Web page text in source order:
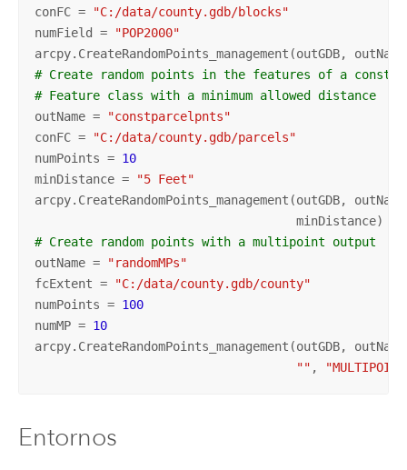
conFC =
"C:/data/county.gdb/blocks"
numField =
"POP2000"
arcpy.CreateRandomPoints_management(outGDB,
# Create random points in the features of a
# Feature class with a minimum allowed distance
outName =
"constparcelpnts"
conFC =
"C:/data/county.gdb/parcels"
numPoints = 10
minDistance =
"5 Feet"
arcpy.CreateRandomPoints_management(outGDB,
# Create random points with a multipoint output
outName =
"randomMPs"
fcExtent =
"C:/data/county.gdb/county"
numPoints = 100
numMP = 10
arcpy.CreateRandomPoints_management(outGDB,
"" ,
Entornos